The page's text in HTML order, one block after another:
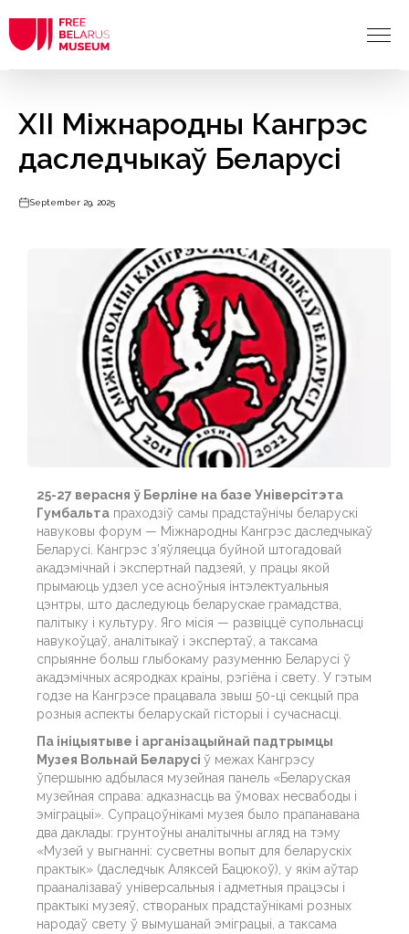
XII Міжнародны Кангрэс
даследчыкаў Беларусі
September 29, 2025
25-27 верасня ў Берліне на базе Універсітэта
Гумбальта праходзіў самы прадстаўнічы беларускі
навуковы форум — Міжнародны Кангрэс даследчыкаў
Беларусі. Кангрэс з’яўляецца буйной штогадовай
акадэмічнай і экспертнай падзеяй, у працы якой
прымаюць удзел усе асноўныя інтэлектуальныя
цэнтры, што даследуюць беларускае грамадства,
палітыку і культуру. Яго місія — развіццё супольнасці
навукоўцаў, аналітыкаў і экспертаў, а таксама
спрыянне больш глыбокаму разуменню Беларусі ў
акадэмічных асяродках краіны, рэгіёна і свету. У гэтым
годзе на Кангрэсе працавала звыш 50-ці секцый пра
розныя аспекты беларускай гісторыі і сучаснасці.
Па ініцыятыве і арганізацыйнай падтрымцы
Музея Вольнай Беларусі ў межах Кангрэсу
ўпершыню адбылася музейная панель «Беларуская
музейная справа: адказнасць ва ўмовах несвабоды і
эміграцыі». Супрацоўнікамі музея было прапанавана
два даклады: грунтоўны аналітычны агляд на тэму
«Музей у выгнанні: сусветны вопыт для беларускіх
практык» (даследчык Аляксей Бацюкоў), у якім аўтар
прааналізаваў універсальныя і адметныя працэсы і
практыкі музеяў, створаных прадстаўнікамі розных
народаў свету ў вымушанай эміграцыі, а таксама